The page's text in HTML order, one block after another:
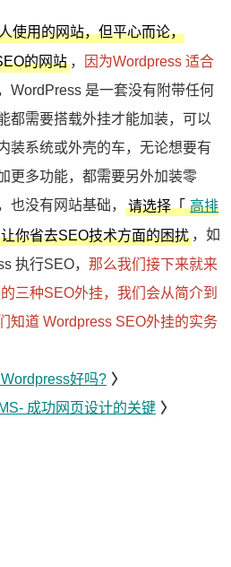
使用的网站，但平心而论，
的网站 ，
因为Wordpress 适合
WordPress 是一套没有附带任何
都需要搭载外挂才能加装，可以
装系统或外壳的车，无论想要有
更多功能，都需要另外加装零
也没有网站基础，
请选择「 高排
你省去SEO技术方面的困扰 ，如
执行SEO， 那么我们接下来就来
三种SEO外挂，我们会从简介到
知道 Wordpress SEO外挂的实务
好吗? 〉
成功网页设计的关键 〉